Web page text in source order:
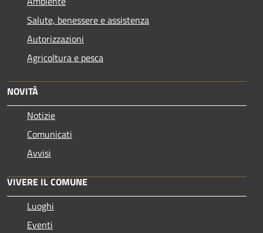
Salute, benessere e assistenza
Autorizzazioni
Agricoltura e pesca
NOVITÀ
Notizie
Comunicati
Avvisi
VIVERE IL COMUNE
Luoghi
Eventi